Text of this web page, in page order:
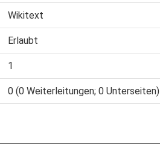
Wikitext
Erlaubt
1
0 (0 Weiterleitungen; 0 Unterseiten)